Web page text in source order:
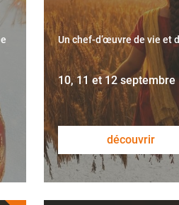
Un chef-d’œuvre de vie et
10, 11 et 12 septembre
découvrir